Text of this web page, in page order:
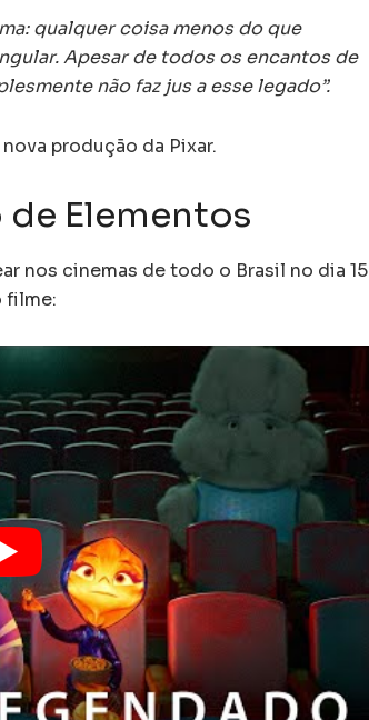
qualquer coisa menos do que
Apesar de todos os encantos de
não faz jus a esse legado”.
produção da Pixar.
Elementos
nos cinemas de todo o Brasil no dia 15
filme: